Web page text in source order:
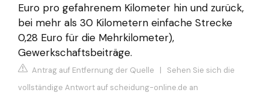
Euro pro gefahrenem Kilometer hin und zurück,
bei mehr als 30 Kilometern einfache Strecke
0,28 Euro für die Mehrkilometer),
Gewerkschaftsbeiträge.
Antrag auf Entfernung der Quelle | Sehen Sie sich die
vollständige Antwort auf scheidung-online.de an